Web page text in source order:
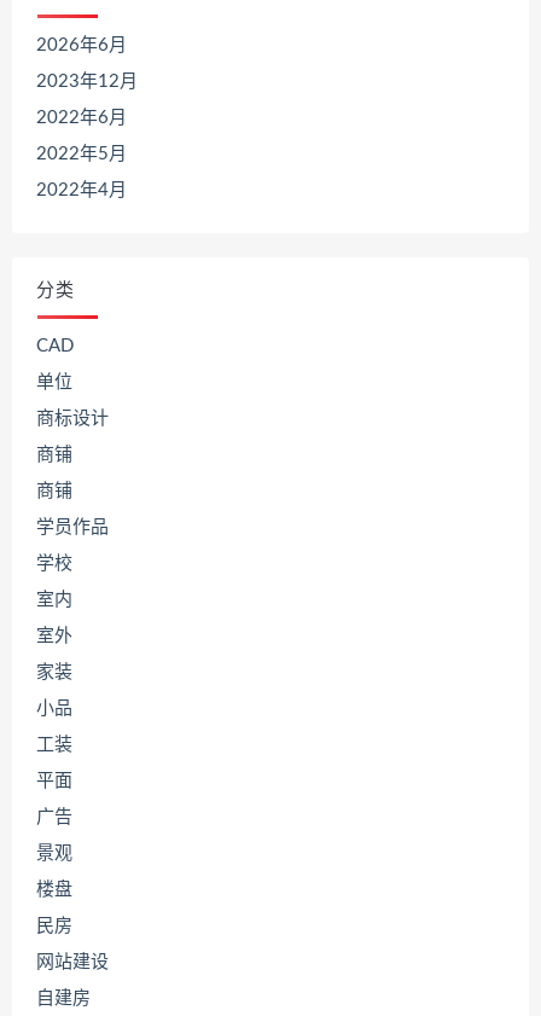
2026年6月
2023年12月
2022年6月
2022年5月
2022年4月
分类
CAD
单位
商标设计
商铺
商铺
学员作品
学校
室内
室外
家装
小品
工装
平面
广告
景观
楼盘
民房
网站建设
自建房